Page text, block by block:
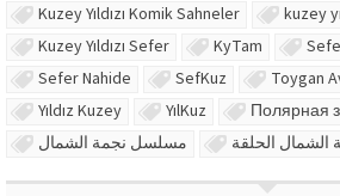
Kuzey Yıldızı Komik Sahneler
kuzey
Kuzey Yıldızı Sefer
KyTam
Sefer Nahide
SefKuz
Toygan
Yıldız Kuzey
YılKuz
Полярная
مسلسل نجمة الشمال
الحلقة